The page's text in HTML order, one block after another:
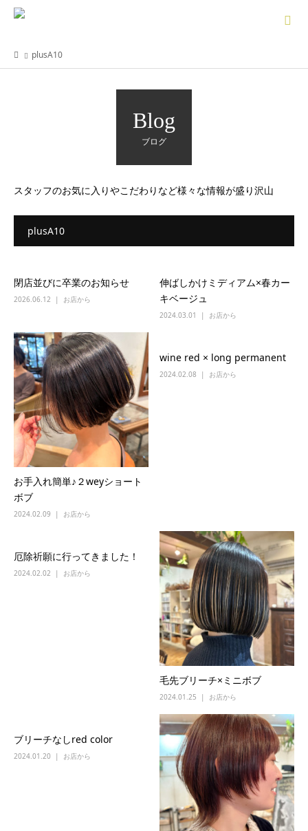
plusA10
Blog
ブログ
スタッフのお気に入りやこだわりなど様々な情報が盛り沢山
plusA10
閉店並びに卒業のお知らせ
2026.06.12 お店から
伸ばしかけミディアム×春カー
キベージュ
2024.03.01 お店から
お手入れ簡単♪２weyショート
ボブ
2024.02.09 お店から
wine red × long permanent
2024.02.08 お店から
厄除祈願に行ってきました！
2024.02.02 お店から
毛先ブリーチ×ミニボブ
2024.01.25 お店から
ブリーチなしred color
2024.01.20 お店から